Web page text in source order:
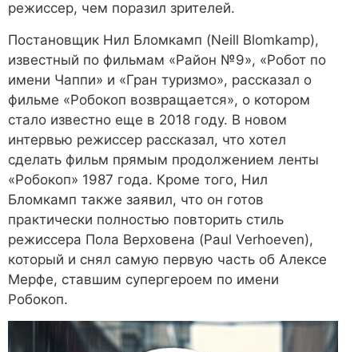
режиссер, чем поразил зрителей.
Постановщик Нил Бломкамп (Neill Blomkamp),
известный по фильмам «Район №9», «Робот по
имени Чаппи» и «Гран туризмо», рассказал о
фильме «Робокоп возвращается», о котором
стало известно еще в 2018 году. В новом
интервью режиссер рассказал, что хотел
сделать фильм прямым продолжением ленты
«Робокоп» 1987 года. Кроме того, Нил
Бломкамп также заявил, что он готов
практически полностью повторить стиль
режиссера Пола Верховена (Paul Verhoeven),
который и снял самую первую часть об Алексе
Мерфе, ставшим супергероем по имени
Робокоп.